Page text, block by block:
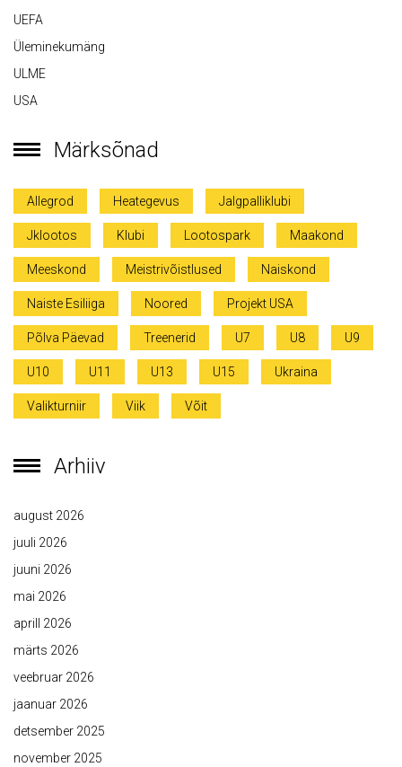
UEFA
Üleminekumäng
ULME
USA
Märksõnad
Allegrod Heategevus Jalgpalliklubi
Jklootos Klubi Lootospark Maakond
Meeskond Meistrivõistlused Naiskond
Naiste Esiliiga Noored Projekt USA
Põlva Päevad Treenerid U7 U8 U9
U10 U11 U13 U15 Ukraina
Valikturniir Viik Võit
Arhiiv
august 2026
juuli 2026
juuni 2026
mai 2026
aprill 2026
märts 2026
veebruar 2026
jaanuar 2026
detsember 2025
november 2025